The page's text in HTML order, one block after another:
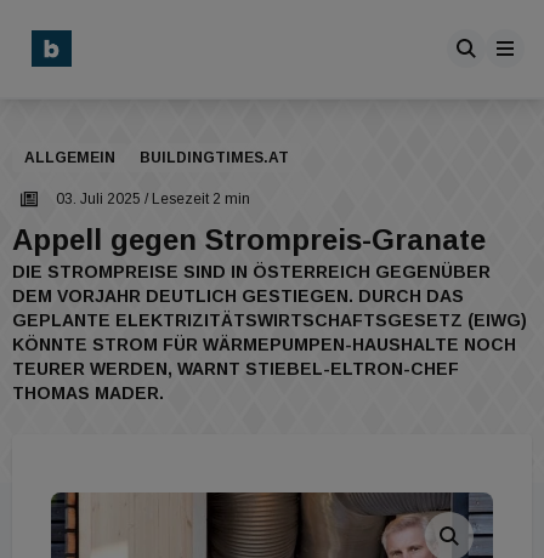
ALLGEMEIN BUILDINGTIMES.AT
03. Juli 2025 / Lesezeit 2 min
Appell gegen Strompreis-Granate
DIE STROMPREISE SIND IN ÖSTERREICH GEGENÜBER
DEM VORJAHR DEUTLICH GESTIEGEN. DURCH DAS
GEPLANTE ELEKTRIZITÄTSWIRTSCHAFTSGESETZ (EIWG)
KÖNNTE STROM FÜR WÄRMEPUMPEN-HAUSHALTE NOCH
TEURER WERDEN, WARNT STIEBEL-ELTRON-CHEF
THOMAS MADER.